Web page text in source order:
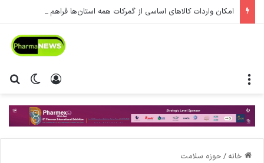
امکان واردات کالاهای اساسی از گمرکات همه استان‌ها فراهم شد.
تغییر ورود
خانه / حوزه سلامت